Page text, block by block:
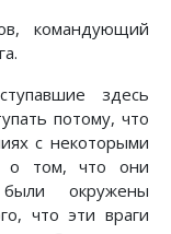
командующий
здесь
потому, что
с некоторыми
о том, что они
окружены
что эти враги